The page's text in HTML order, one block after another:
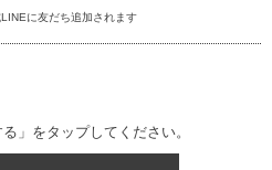
に友だち追加されます
」をタップしてください。